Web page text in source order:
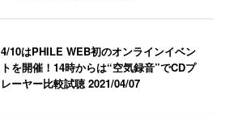
4/10はPHILE WEB初のオンラインイベン
トを開催！14時からは“空気録音”でCDプ
レーヤー比較試聴2021/04/07